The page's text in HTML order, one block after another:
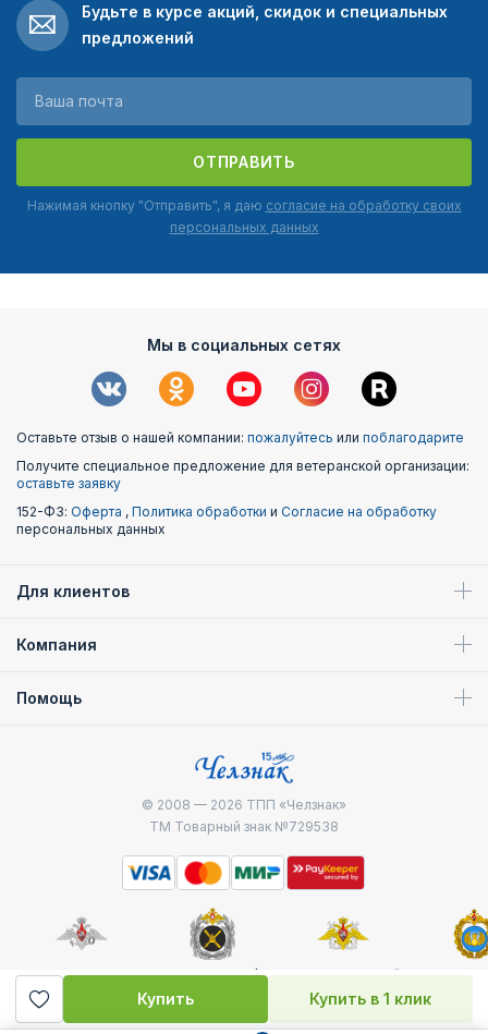
Купить Купить в 1 клик
Будьте в курсе акций, скидок и специальных
предложений
ОТПРАВИТЬ
Нажимая кнопку "Отправить", я даю согласие на обработку своих
персональных данных
Мы в социальных сетях
Оставьте отзыв о нашей компании: пожалуйтесь или поблагодарите
Получите специальное предложение для ветеранской организации:
оставьте заявку
152-ФЗ: Оферта , Политика обработки и Согласие на обработку
персональных данных
Для клиентов
Компания
Помощь
© 2008 — 2026 ТПП «Челзнак»
ТМ Товарный знак №729538
Министерство
Генштаб ВС РФ
Военно-морской
флот
десантные